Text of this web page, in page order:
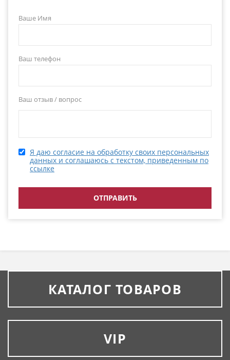
Ваше Имя
Ваш телефон
Ваш отзыв / вопрос
Я даю согласие на обработку своих персональных
данных и соглашаюсь с текстом, приведенным по
ссылке
КАТАЛОГ ТОВАРОВ
VIP